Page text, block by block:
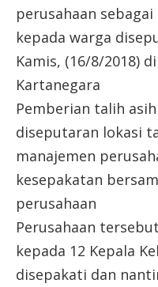
perusahaan
kepada warga
Kamis, (16/8/2018)
Kartanegara
Pemberian talih
diseputaran lokasi
manajemen
kesepakatan
perusahaan
Perusahaan
kepada 12 Kepala
disepakati dan